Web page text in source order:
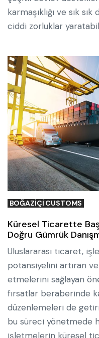
karmaşıklığı ve sık
ciddi zorluklar
BOĞAZIÇI CUSTOMS
Küresel Ticarette
Doğru Gümrük
Uluslararası ticaret,
potansiyelini artıran
etmelerini sağlayan
fırsatlar beraberinde
düzenlemeleri de
bu süreci yönetmede
işletmelerin küresel